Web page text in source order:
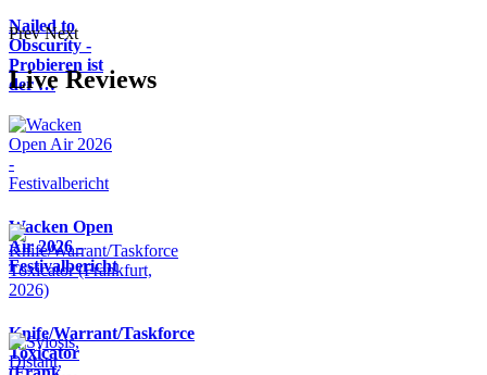
Nailed to
Obscurity -
Probieren ist
der …
Prev Next
Live Reviews
Wacken Open
Air 2026 -
Festivalbericht
Knife/Warrant/Taskforce
Toxicator